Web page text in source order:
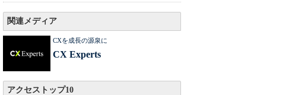
関連メディア
CXを成長の源泉に
CX Experts
アクセストップ10